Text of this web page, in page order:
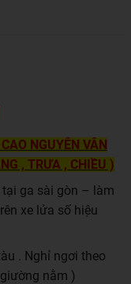
NGUYÊN VÂN
, TRƯA , CHIỀU )
ga sài gòn – làm
xe lửa số hiệu
. Nghỉ ngơi theo
nằm )